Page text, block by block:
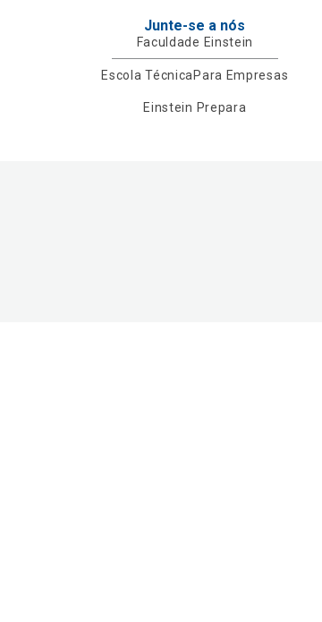
Junte-se a nós
Faculdade Einstein
Escola Técnica Para Empresas
Einstein Prepara